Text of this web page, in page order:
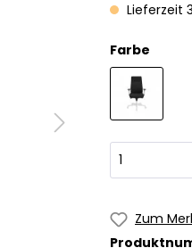
Lieferzeit
Farbe
Zum